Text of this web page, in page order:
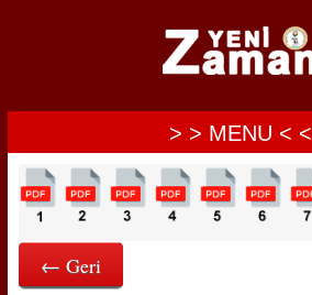
> > MENU < <
← Geri